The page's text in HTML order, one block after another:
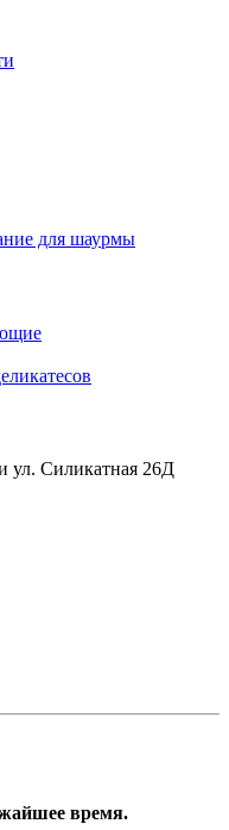
для шаурмы
ул. Силикатная 26Д
время.